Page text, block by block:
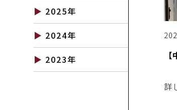
詳
2025年
11月
6月
5月
2024年
12月
2023年